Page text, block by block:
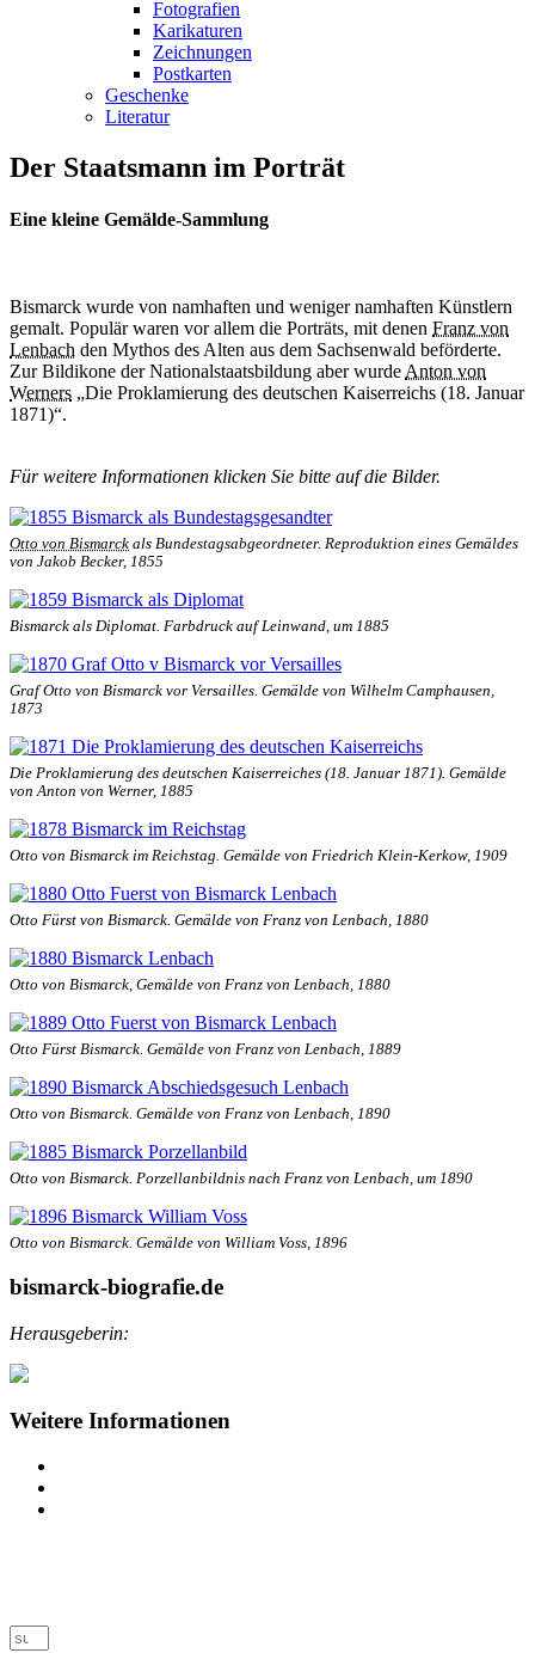
Fotografien
Karikaturen
Zeichnungen
Postkarten
Geschenke
Literatur
Der Staatsmann im Porträt
Eine kleine Gemälde-Sammlung
Bismarck wurde von namhaften und weniger namhaften Künstlern
gemalt. Populär waren vor allem die Porträts, mit denen Franz von
Lenbach den Mythos des Alten aus dem Sachsenwald beförderte.
Zur Bildikone der Nationalstaatsbildung aber wurdeAnton von
Werners „Die Proklamierung des deutschen Kaiserreichs (18. Januar
1871)“.
Für weitere Informationen klicken Sie bitte auf die Bilder.
Otto von Bismarck als Bundestagsabgeordneter. Reproduktion eines Gemäldes
von Jakob Becker, 1855
Bismarck als Diplomat. Farbdruck auf Leinwand, um 1885
Graf Otto von Bismarck vor Versailles. Gemälde von Wilhelm Camphausen,
1873
Die Proklamierung des deutschen Kaiserreiches (18. Januar 1871). Gemälde
von Anton von Werner, 1885
Otto von Bismarck im Reichstag. Gemälde von Friedrich Klein-Kerkow, 1909
Otto Fürst von Bismarck. Gemälde von Franz von Lenbach, 1880
Otto von Bismarck, Gemälde von Franz von Lenbach, 1880
Otto Fürst Bismarck. Gemälde von Franz von Lenbach, 1889
Otto von Bismarck. Gemälde von Franz von Lenbach, 1890
Otto von Bismarck. Porzellanbildnis nach Franz von Lenbach, um 1890
Otto von Bismarck. Gemälde von William Voss, 1896
bismarck-biografie.de
Herausgeberin:
Weitere Informationen